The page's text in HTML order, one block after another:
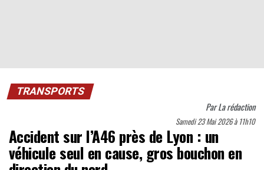
TRANSPORTS
ParLa rédaction
Samedi 23 Mai 2026 à 11h10
Accident sur l’A46 près de Lyon : un
véhicule seul en cause, gros bouchon en